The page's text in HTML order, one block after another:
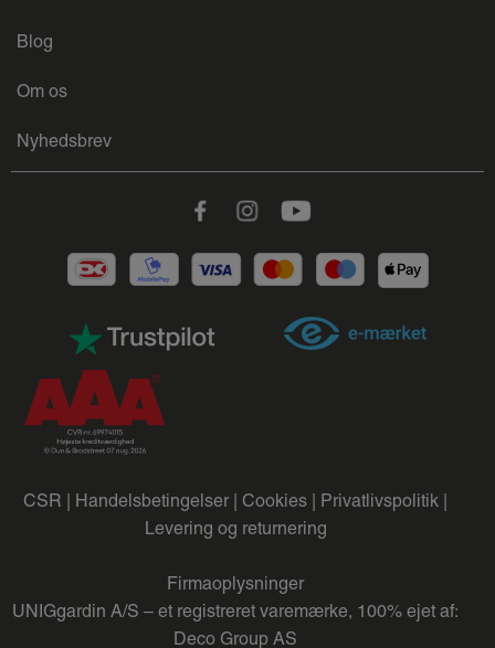
Blog
Om os
Nyhedsbrev
FacebookInstagramYoutube
CSR | Handelsbetingelser | Cookies | Privatlivspolitik |
Levering og returnering
Firmaoplysninger
UNIGgardin A/S – et registreret varemærke, 100% ejet af:
Deco Group AS